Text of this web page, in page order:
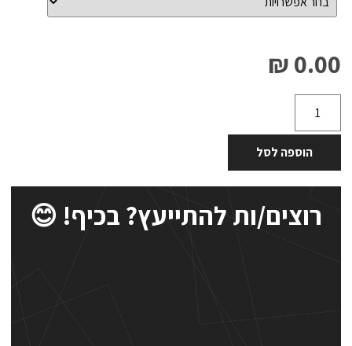
0.00 ₪
הוספה לסל
רוצים/ות להתייעץ? בכיף! 😊